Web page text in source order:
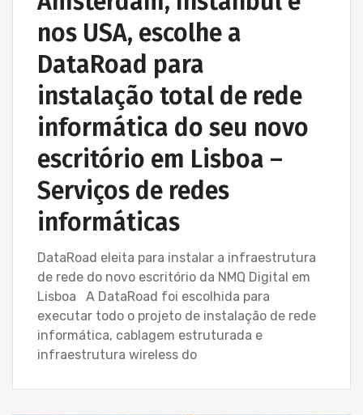
nos USA, escolhe a
DataRoad para
instalação total de rede
informática do seu novo
escritório em Lisboa –
Serviços de redes
informáticas
DataRoad eleita para instalar a infraestrutura
de rede do novo escritório da NMQ Digital em
Lisboa A DataRoad foi escolhida para
executar todo o projeto de instalação de rede
informática, cablagem estruturada e
infraestrutura wireless do